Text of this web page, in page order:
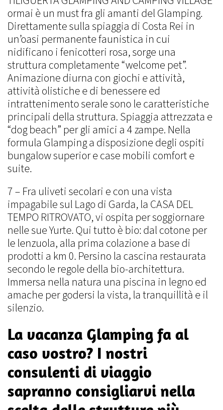
ormai è un must fra gli amanti del Glamping.
Direttamente sulla spiaggia di Costa Rei in
un’oasi permanente faunistica in cui
nidificano i fenicotteri rosa, sorge una
struttura completamente “welcome pet”.
Animazione diurna con giochi e attività,
attività olistiche e di benessere ed
intrattenimento serale sono le caratteristiche
principali della struttura. Spiaggia attrezzata e
“dog beach” per gli amici a 4 zampe. Nella
formula Glamping a disposizione degli ospiti
bungalow superior e case mobili comfort e
suite.
7 – Fra uliveti secolari e con una vista
impagabile sul Lago di Garda, la CASA DEL
TEMPO RITROVATO, vi ospita per soggiornare
nelle sue Yurte. Qui tutto è bio: dal cotone per
le lenzuola, alla prima colazione a base di
prodotti a km 0. Persino la cascina restaurata
secondo le regole della bio-architettura.
Immersa nella natura una piscina in legno ed
amache per godersi la vista, la tranquillità e il
silenzio.
La vacanza Glamping fa al
caso vostro? I nostri
consulenti di viaggio
sapranno consigliarvi nella